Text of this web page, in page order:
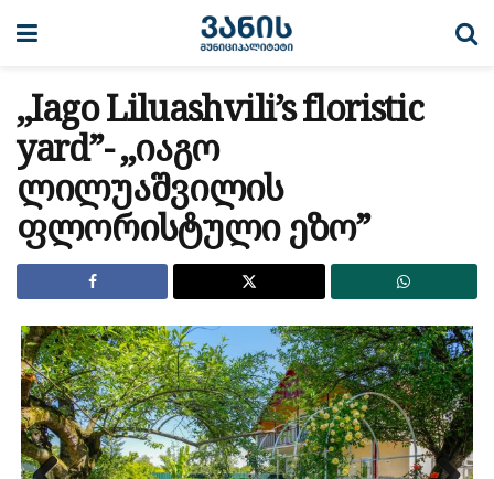
,,Iago Liluashvili’s floristic
yard”- ,,იაგო
ლილუაშვილის
ფლორისტული ეზო”